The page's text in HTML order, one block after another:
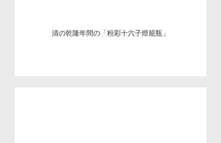
清の乾隆年間の「粉彩十六子燈籠瓶」